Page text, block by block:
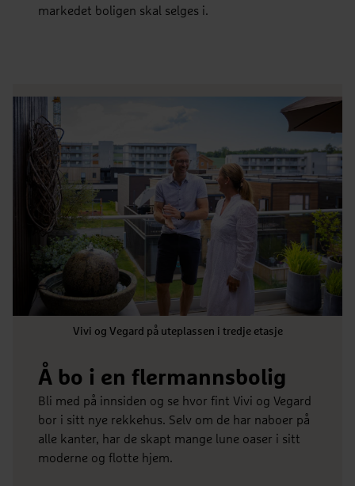
markedet boligen skal selges i.
Vivi og Vegard på uteplassen i tredje etasje
Å bo i en flermannsbolig
Bli med på innsiden og se hvor fint Vivi og Vegard
bor i sitt nye rekkehus. Selv om de har naboer på
alle kanter, har de skapt mange lune oaser i sitt
moderne og flotte hjem.